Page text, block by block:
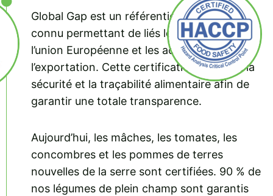
Global Gap est un référentiel mondialement
connu permettant de liés les acteurs de
l’union Européenne et les acteurs à
l’exportation. Cette certification optimise la
sécurité et la traçabilité alimentaire afin de
garantir une totale transparence.
Aujourd’hui, les mâches, les tomates, les
concombres et les pommes de terres
nouvelles de la serre sont certifiées. 90 % de
nos légumes de plein champ sont garantis